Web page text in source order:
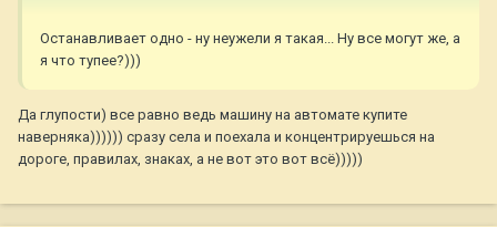
Останавливает одно - ну неужели я такая... Ну все могут же, а
я что тупее?)))
Да глупости) все равно ведь машину на автомате купите
наверняка)))))) сразу села и поехала и концентрируешься на
дороге, правилах, знаках, а не вот это вот всё)))))